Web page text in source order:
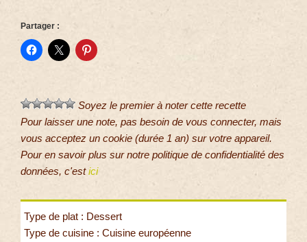
Partager :
Soyez le premier à noter cette recette
Pour laisser une note, pas besoin de vous connecter, mais
vous acceptez un cookie (durée 1 an) sur votre appareil.
Pour en savoir plus sur notre politique de confidentialité des
données, c'estici
Type de plat : Dessert
Type de cuisine : Cuisine européenne